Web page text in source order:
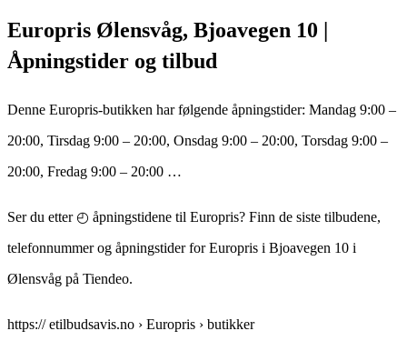
Europris Ølensvåg, Bjoavegen 10 |
Åpningstider og tilbud
Denne Europris-butikken har følgende åpningstider: Mandag 9:00 –
20:00, Tirsdag 9:00 – 20:00, Onsdag 9:00 – 20:00, Torsdag 9:00 –
20:00, Fredag 9:00 – 20:00 …
Ser du etter ◴ åpningstidene til Europris? Finn de siste tilbudene,
telefonnummer og åpningstider for Europris i Bjoavegen 10 i
Ølensvåg på Tiendeo.
https:// etilbudsavis.no › Europris › butikker